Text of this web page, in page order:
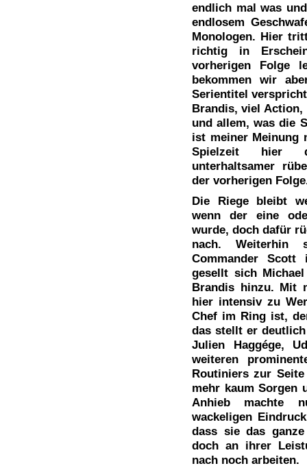
endlich mal was
endlosem
Monologen. Hier
richtig in
vorherigen Folge
bekommen wir
Serientitel
Brandis, viel Action,
und allem, was die
ist meiner Meinung
Spielzeit hier
unterhaltsamer
der vorherigen
Die Riege bleibt
wenn der eine
wurde, doch dafür
nach. Weiterhin
Commander
gesellt sich
Brandis hinzu. Mit
hier intensiv zu
Chef im Ring ist,
das stellt er
Julien Haggége,
weiteren
Routiniers zur
mehr kaum Sorgen
Anhieb machte
wackeligen
dass sie das
doch an ihrer
nach noch arbeiten.